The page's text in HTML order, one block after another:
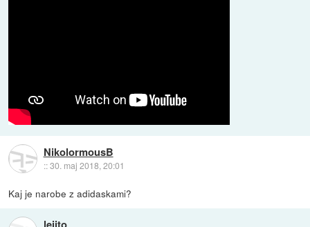
NikolormousB
::30. maj 2018, 20:01
Kaj je narobe z adidaskami?